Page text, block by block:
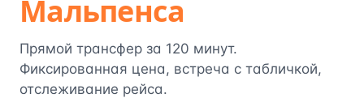
Мальпенса
Прямой трансфер за 120 минут.
Фиксированная цена, встреча с табличкой,
отслеживание рейса.